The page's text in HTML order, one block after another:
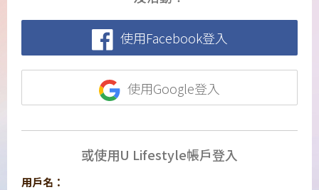
使用Facebook登入
使用Google登入
或使用U Lifestyle帳戶登入
用戶名：